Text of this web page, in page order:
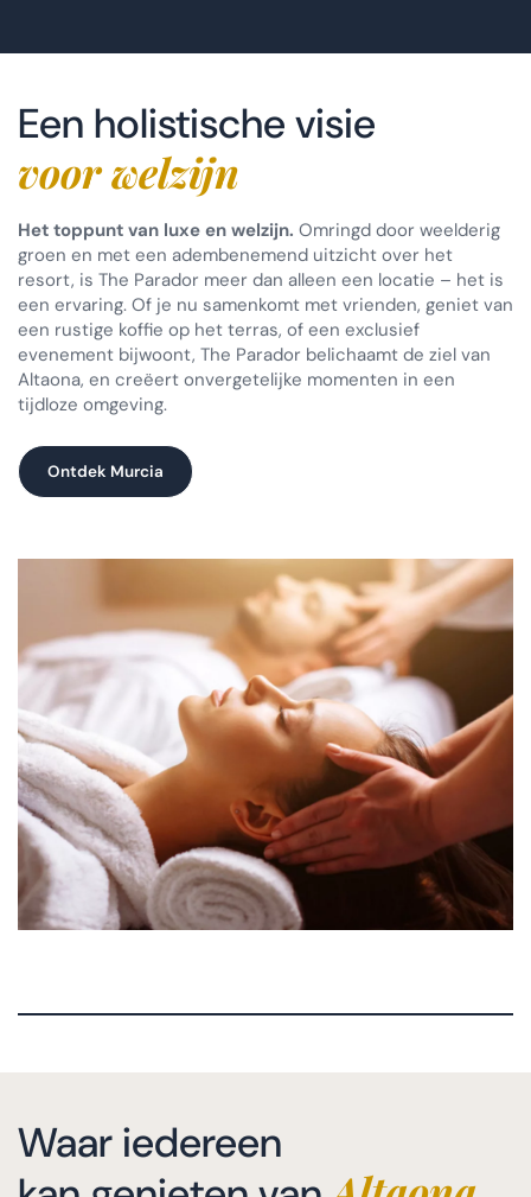
Een holistische visie
voor welzijn
Het toppunt van luxe en welzijn. Omringd door weelderig
groen en met een adembenemend uitzicht over het
resort, is The Parador meer dan alleen een locatie – het is
een ervaring. Of je nu samenkomt met vrienden, geniet van
een rustige koffie op het terras, of een exclusief
evenement bijwoont, The Parador belichaamt de ziel van
Altaona, en creëert onvergetelijke momenten in een
tijdloze omgeving.
Ontdek Murcia
Waar iedereen